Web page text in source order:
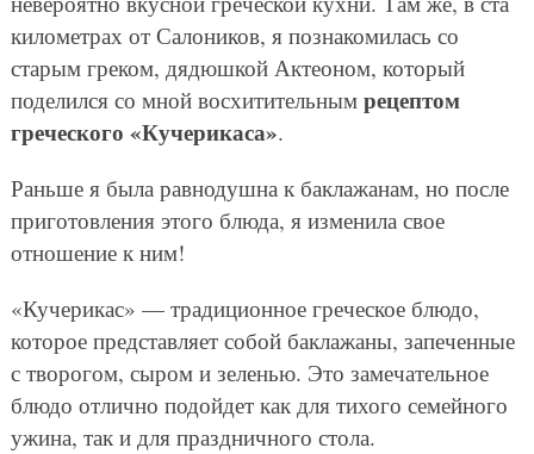
километрах от Салоников, я познакомилась со
старым греком, дядюшкой Актеоном, который
поделился со мной восхитительным рецептом
греческого «Кучерикаса».
Раньше я была равнодушна к баклажанам, но после
приготовления этого блюда, я изменила свое
отношение к ним!
«Кучерикас» — традиционное греческое блюдо,
которое представляет собой баклажаны, запеченные
с творогом, сыром и зеленью. Это замечательное
блюдо отлично подойдет как для тихого семейного
ужина, так и для праздничного стола.